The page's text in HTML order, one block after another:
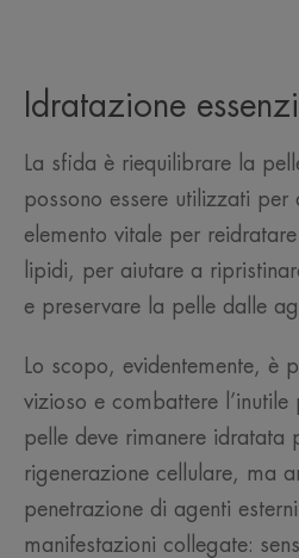
Idratazione
La sfida è riequilibrare la
possono essere utilizzati
elemento vitale per
lipidi, per aiutare a
e preservare la pelle dalle
Lo scopo, evidentemente, è
vizioso e combattere
pelle deve rimanere idratata
rigenerazione cellulare, ma
penetrazione di agenti
manifestazioni collegate: